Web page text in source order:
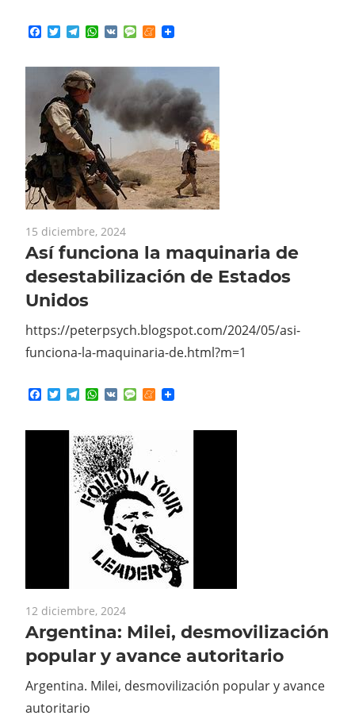
Facebook
TwitterTelegram
WhatsApp
VK MessageMeneame
15 diciembre, 2024
Así funciona la maquinaria de
desestabilización de Estados
Unidos
https://peterpsych.blogspot.com/2024/05/asi-
funciona-la-maquinaria-de.html?m=1
Facebook
TwitterTelegram
WhatsApp
VK MessageMeneame
12 diciembre, 2024
Argentina: Milei, desmovilización
popular y avance autoritario
Argentina. Milei, desmovilización popular y avance
autoritario